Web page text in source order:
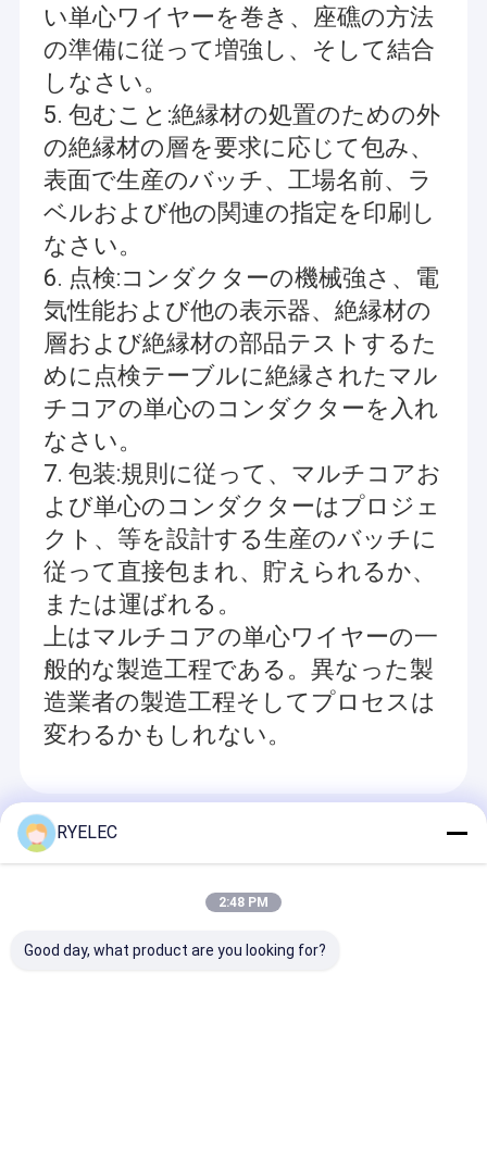
家
プロダクト
ビデオ
私達について
工場旅行
私達に連絡して下さい
ニュース
場合
引用を要求して下さい
注文ワイヤー馬具
LVDS のケーブル会議
カスタム ケーブル ・ アセンブリ
平らなリボン・ケーブル アセンブリ
送電線アセンブリ
産業用ワイヤリングハーネス
い単心ワイヤーを巻き、座礁の方法
の準備に従って増強し、そして結合
しなさい。
5. 包むこと:絶縁材の処置のための外
の絶縁材の層を要求に応じて包み、
表面で生産のバッチ、工場名前、ラ
ベルおよび他の関連の指定を印刷し
なさい。
6. 点検:コンダクターの機械強さ、電
気性能および他の表示器、絶縁材の
層および絶縁材の部品テストするた
めに点検テーブルに絶縁されたマル
チコアの単心のコンダクターを入れ
なさい。
7. 包装:規則に従って、マルチコアお
よび単心のコンダクターはプロジェ
クト、等を設計する生産のバッチに
従って直接包まれ、貯えられるか、
または運ばれる。
上はマルチコアの単心ワイヤーの一
般的な製造工程である。異なった製
造業者の製造工程そしてプロセスは
変わるかもしれない。
Recommended Products
張家港市RY電子CO.、株式会社（www.cable-antenna.com）
2016年に創設されて、設計し、製造のケーブルで通信するプロダ
クトおよびコミュニケーション アンテナに焦点を合わせられる。
それは製品の範囲をを含む開発した:
1. harness&Cableアセンブリをワイヤーで縛ること:
電線の馬具、LVDS/LCDケーブル、送電線、USBケーブル、
commucationケーブル、RFケーブル、平らなリボン・ケーブ
ル、注文のケーブル会議およびワイヤー馬具、等
2. OEMおよびODMのアンテナの多種多様:
VHF、UHF、Wi-Fi、3G、4G、5G、RFID、主義、NB-IOT、GPS、
GLONASS、BEIDOU等
「実用的な完全性、最もよいサービス」は、誠意をこめてよりよ
い未来の顧客に協力することを望む。
RYELEC
2:48 PM
Good day, what product are you looking for?